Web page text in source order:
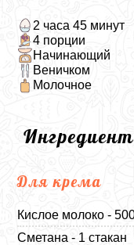
2 часа 45 минут
4 порции
Начинающий
Веничком
Молочное
Для крема
Кислое молоко -
Сметана - 1 стакан